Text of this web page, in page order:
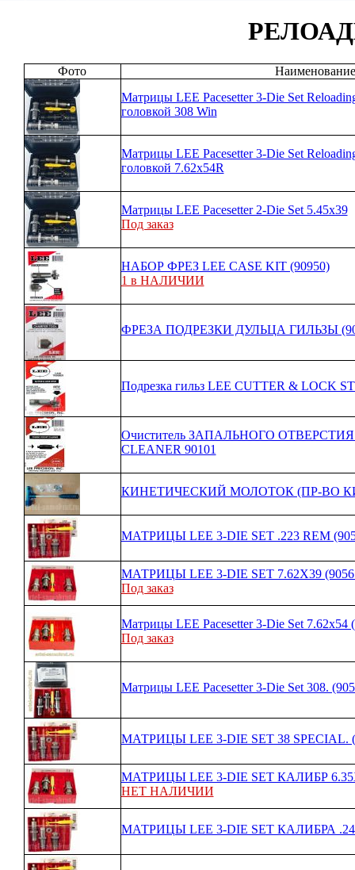
Фото
Наименование
Матрицы LEE Pacesetter 3-Die Set
головкой 308 Win
Матрицы LEE Pacesetter 3-Die Set
головкой 7.62x54R
Матрицы LEE Pacesetter 2-Die Set 5.45x39
Под заказ
НАБОР ФРЕЗ LEE CASE KIT (90950)
1 в НАЛИЧИИ
ФРЕЗА ПОДРЕЗКИ ДУЛЬЦА ГИЛЬЗЫ
Подрезка гильз LEE CUTTER & LOCK
Очиститель ЗАПАЛЬНОГО ОТВЕРСТИЯ
CLEANER 90101
КИНЕТИЧЕСКИЙ МОЛОТОК (ПР-ВО
МАТРИЦЫ LEE 3-DIE SET .223 REM
МАТРИЦЫ LEE 3-DIE SET 7.62X39
Под заказ
Матрицы LEE Pacesetter 3-Die Set 7.62x54
Под заказ
Матрицы LEE Pacesetter 3-Die Set 308.
МАТРИЦЫ LEE 3-DIE SET 38 SPECIAL.
МАТРИЦЫ LEE 3-DIE SET КАЛИБР
НЕТ НАЛИЧИИ
МАТРИЦЫ LEE 3-DIE SET КАЛИБРА